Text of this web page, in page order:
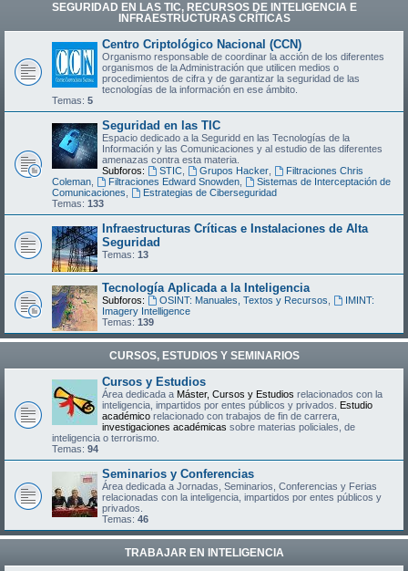
SEGURIDAD EN LAS TIC, RECURSOS DE INTELIGENCIA E
INFRAESTRUCTURAS CRÍTICAS
Centro Criptológico Nacional (CCN)
Organismo responsable de coordinar la acción de los diferentes
organismos de la Administración que utilicen medios o
procedimientos de cifra y de garantizar la seguridad de las
tecnologías de la información en ese ámbito.
Temas: 5
Seguridad en las TIC
Espacio dedicado a la Seguridd en las Tecnologías de la
Información y las Comunicaciones y al estudio de las diferentes
amenazas contra esta materia.
Subforos:
STIC, Grupos Hacker,
Filtraciones Chris
Coleman
Filtraciones Edward Snowden,
Sistemas de Interceptación de
Comunicaciones
Estrategias de Ciberseguridad
Temas: 133
Infraestructuras Críticas e Instalaciones de Alta
Seguridad
Temas: 13
Tecnología Aplicada a la Inteligencia
Subforos: OSINT: Manuales, Textos y Recursos
IMINT:
Imagery Intelligence
Temas: 139
CURSOS, ESTUDIOS Y SEMINARIOS
Cursos y Estudios
Área dedicada a Máster, Cursos y Estudios relacionados con la
inteligencia, impartidos por entes públicos y privados. Estudio
académico relacionado con trabajos de fin de carrera,
investigaciones académicas sobre materias policiales, de
inteligencia o terrorismo.
Temas: 94
Seminarios y Conferencias
Área dedicada a Jornadas, Seminarios, Conferencias y Ferias
relacionadas con la inteligencia, impartidos por entes públicos y
privados.
Temas: 46
TRABAJAR EN INTELIGENCIA